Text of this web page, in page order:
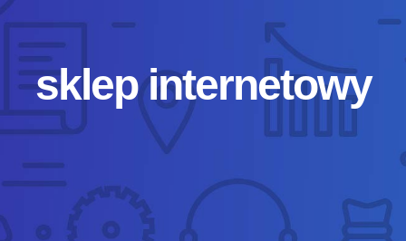
sklep internetowy